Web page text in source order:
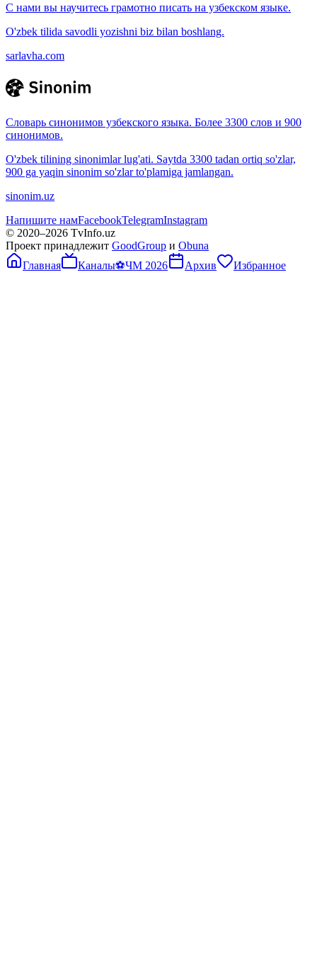
С нами вы научитесь грамотно писать на узбекском языке.
O'zbek tilida savodli yozishni biz bilan boshlang.
sarlavha.com
Словарь синонимов узбекского языка. Более 3300 слов и 900
синонимов.
O'zbek tilining sinonimlar lug'ati. Saytda 3300 tadan ortiq so'zlar,
900 ga yaqin sinonim so'zlar to'plamiga jamlangan.
sinonim.uz
Напишите намFacebookTelegramInstagram
© 2020–2026 TvInfo.uz
Проект принадлежит GoodGroup и Obuna
Главная
Каналы⚽ЧМ 2026 Архив Избранное